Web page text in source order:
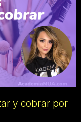
y cobrar por